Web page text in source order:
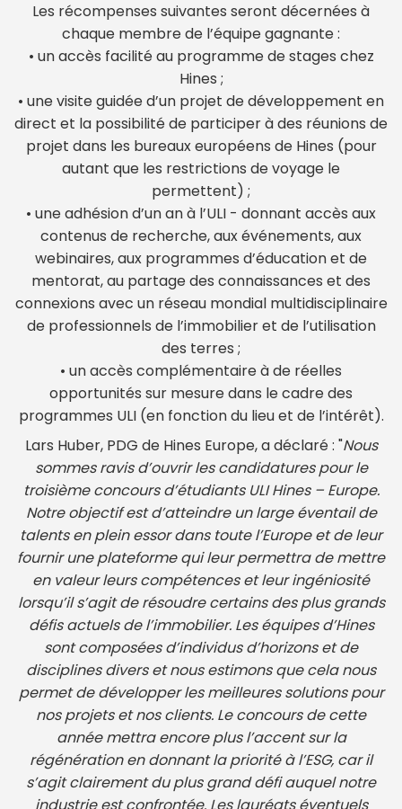
Les récompenses suivantes seront décernées à
chaque membre de l’équipe gagnante :
• un accès facilité au programme de stages chez
Hines ;
• une visite guidée d’un projet de développement en
direct et la possibilité de participer à des réunions de
projet dans les bureaux européens de Hines (pour
autant que les restrictions de voyage le
permettent) ;
• une adhésion d’un an à l’ULI - donnant accès aux
contenus de recherche, aux événements, aux
webinaires, aux programmes d’éducation et de
mentorat, au partage des connaissances et des
connexions avec un réseau mondial multidisciplinaire
de professionnels de l’immobilier et de l’utilisation
des terres ;
• un accès complémentaire à de réelles
opportunités sur mesure dans le cadre des
programmes ULI (en fonction du lieu et de l’intérêt).
Lars Huber, PDG de Hines Europe, a déclaré : "Nous
sommes ravis d’ouvrir les candidatures pour le
troisième concours d’étudiants ULI Hines – Europe.
Notre objectif est d’atteindre un large éventail de
talents en plein essor dans toute l’Europe et de leur
fournir une plateforme qui leur permettra de mettre
en valeur leurs compétences et leur ingéniosité
lorsqu’il s’agit de résoudre certains des plus grands
défis actuels de l’immobilier. Les équipes d’Hines
sont composées d’individus d’horizons et de
disciplines divers et nous estimons que cela nous
permet de développer les meilleures solutions pour
nos projets et nos clients. Le concours de cette
année mettra encore plus l’accent sur la
régénération en donnant la priorité à l’ESG, car il
s’agit clairement du plus grand défi auquel notre